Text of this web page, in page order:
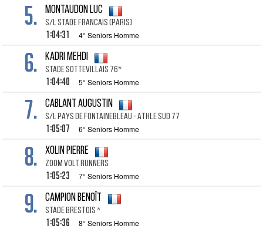
5. MONTAUDON LUC
S/L STADE FRANCAIS (PARIS)
1:04:31 4° Seniors Homme
6. KADRI MEHDI
STADE SOTTEVILLAIS 76*
1:04:40 5° Seniors Homme
7. CABLANT AUGUSTIN
S/L PAYS DE FONTAINEBLEAU - ATHLE SUD 77
1:05:07 6° Seniors Homme
8. XOLIN PIERRE
ZOOM VOLT RUNNERS
1:05:23 7° Seniors Homme
9. CAMPION BENOÎT
STADE BRESTOIS *
1:05:36 8° Seniors Homme